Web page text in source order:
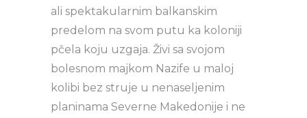
ali spektakularnim balkanskim
predelom na svom putu ka koloniji
pčela koju uzgaja. Živi sa svojom
bolesnom majkom Nazife u maloj
kolibi bez struje u nenaseljenim
planinama Severne Makedonije i ne